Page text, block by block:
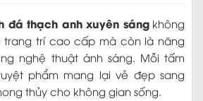
đá thạch anh xuyên sángkhông
trang trí cao cấp mà còn là năng
nghệ thuật ánh sáng. Mỗi tấm
phẩm mang lại vẻ đẹp sang
thủy cho không gian sống.